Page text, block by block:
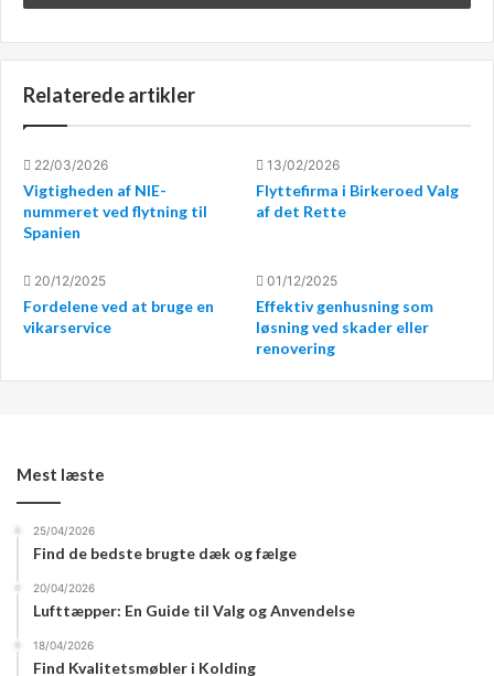
hurtigt få et overblik over de bedste tilbud på markedet
og finde et lån, der passer til dine behov og økonomiske
Vigtige faktorer at overveje
Når du vælger et forbrugslån, er der flere faktorer, du bør
tage i betragtning. Renten er naturligvis en af de
vigtigste faktorer, da den afgør, hvor meget du skal
også se på eventuelle gebyrer og omkostninger
forbundet med lånet, såsom oprettelsesgebyrer eller
månedlige administrationsgebyrer. Løbetiden på lånet er
også vigtig, da en længere løbetid kan betyde lavere
Fordele ved billige forbrugslån
En af de største fordele ved billige forbrugslån er
som helst uden at skulle redegøre for det overfor
udgifter eller større investeringer i dit hjem eller din
Relaterede artikler
22/03/2026
Vigtigheden af NIE-
nummeret ved flytning til
Spanien
13/02/2026
Flyttefirma i Birkeroed Valg
af det Rette
20/12/2025
Fordelene ved at bruge en
vikarservice
01/12/2025
Effektiv genhusning som
løsning ved skader eller
renovering
Mest læste
25/04/2026
Find de bedste brugte dæk og fælge
20/04/2026
Lufttæpper: En Guide til Valg og Anvendelse
18/04/2026
Find Kvalitetsmøbler i Kolding